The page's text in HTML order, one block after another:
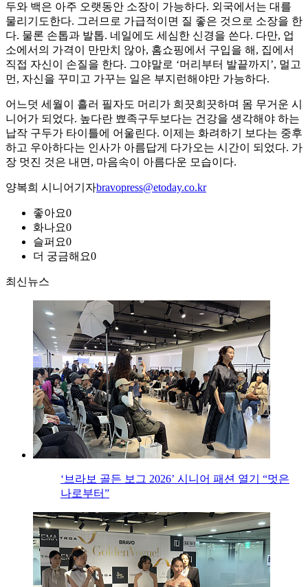
두와 백은 아주 오랫동안 소장이 가능하다. 외국에서는 대를
물리기도한다. 그러므로 가급적이면 질 좋은 것으로 소장을 한
다. 물론 손톱과 발톱. 네일에도 세심한 신경을 쓴다. 다만, 업
소에서의 가격이 만만치 않아, 홈쇼핑에서 구입을 해, 집에서
직접 자신이 손질을 한다. 그야말로 ‘머리부터 발끝까지’, 멀고
먼, 자신을 꾸미고 가꾸는 일은 부지런해야만 가능하다.
어느덧 세월이 흘러 필자도 머리가 희끗희끗하며 몸 무거운 시
니어가 되었다. 높다란 뾰족구두보다는 건강을 생각해야 하는
납작 구두가 타이틀에 어울린다. 이제는 화려하기 보다는 중후
하고 우아하다는 인사가 아름답게 다가오는 시간이 되었다. 가
장 멋진 것은 내면, 마음속이 아름다운 모습이다.
양복희 시니어기자bravopress@etoday.co.kr
좋아요0
화나요0
슬퍼요0
더 궁금해요0
최신뉴스
‘브라보 골든 보그 2026’ 시니어 패션 열기 “멋은
나로부터”